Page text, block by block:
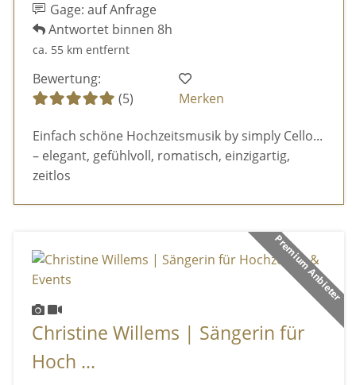
Gage: auf Anfrage
Antwortet binnen 8h
ca. 55 km entfernt
Bewertung:
(5)
Merken
Einfach schöne Hochzeitsmusik by simply Cello...
– elegant, gefühlvoll, romatisch, einzigartig,
zeitlos
Premium Anbieter
Christine Willems | Sängerin für
Hoch ...